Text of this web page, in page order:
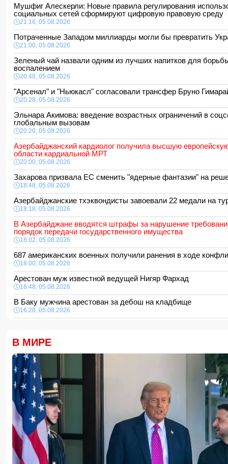
Мушфиг Алескерли: Новые правила регулирования
социальных сетей сформируют цифровую правовую среду
21:16, 05.08.2026
Потраченные Западом миллиарды могли бы превратить
21:00, 05.08.2026
Зеленый чай назвали одним из лучших напитков для
воспалением
20:48, 05.08.2026
"Арсенал" и "Ньюкасл" согласовали трансфер Бруно
20:28, 05.08.2026
Эльнара Акимова: введение возрастных ограничений в
глобальным вызовам
20:20, 05.08.2026
Азербайджанский кардиолог получила высшую
области кардиальной МРТ
20:00, 05.08.2026
Захарова призвала ЕС сменить "ядерные фантазии" на
18:48, 05.08.2026
Азербайджанские тхэквондисты завоевали 22 медали на
18:18, 05.08.2026
В Азербайджане вводятся штрафы за нарушение
порядок передачи государственного имущества
18:02, 05.08.2026
687 американских военных получили ранения в ходе
18:00, 05.08.2026
Арестован муж известной ведущей Нигяр Фархад
16:48, 05.08.2026
В Баку мужчина арестован за дебош на кладбище
16:28, 05.08.2026
Определён минимальный порог суммы электронных
16:00, 05.08.2026
Хикмет Гаджиев: Азербайджан доказал приверженность
Арменией на практике
15:48, 05.08.2026
УЕФА ввел новые правила по желтым карточкам в
15:28, 05.08.2026
ВС РФ взяли под контроль два населенных пункта
15:08, 05.08.2026
Тахир Будагов посетил Азербайджанское общество
15:00, 05.08.2026
В МИРЕ